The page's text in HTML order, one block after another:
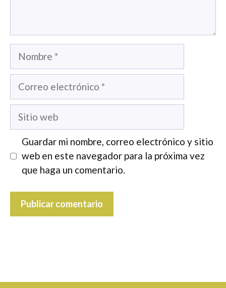
Nombre
Correo
Sitio
Guardar mi nombre, correo electrónico y sitio
web en este navegador para la próxima vez
que haga un comentario.